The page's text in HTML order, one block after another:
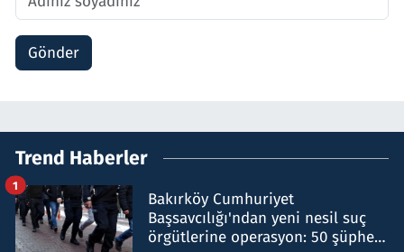
Gönder
Trend Haberler
Bakırköy Cumhuriyet
Başsavcılığı'ndan yeni nesil suç
örgütlerine operasyon: 50 şüpheli
1